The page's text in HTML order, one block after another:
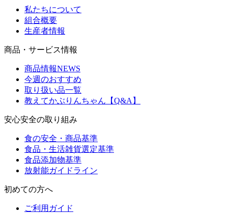
私たちについて
組合概要
生産者情報
商品・サービス情報
商品情報NEWS
今週のおすすめ
取り扱い品一覧
教えてかぶりんちゃん【Q&A】
安心安全の取り組み
食の安全・商品基準
食品・生活雑貨選定基準
食品添加物基準
放射能ガイドライン
初めての方へ
ご利用ガイド